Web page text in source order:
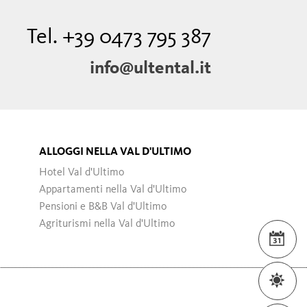
Tel. +39 0473 795 387
info@ultental.it
ALLOGGI NELLA VAL D'ULTIMO
Hotel Val d'Ultimo
Appartamenti nella Val d'Ultimo
Pensioni e B&B Val d'Ultimo
Agriturismi nella Val d'Ultimo